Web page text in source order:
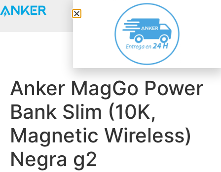
Anker MagGo Power
Bank Slim (10K,
Magnetic Wireless)
Negra g2